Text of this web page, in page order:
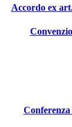
Accordo ex